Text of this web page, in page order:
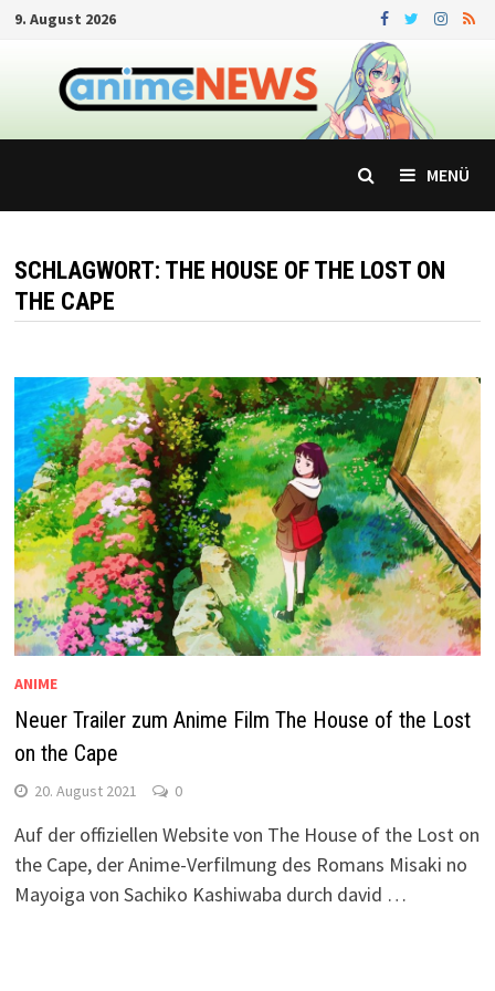
Zum
springen
9. August 2026
MENÜ
SCHLAGWORT: THE HOUSE OF THE LOST ON
THE CAPE
ANIME
Neuer Trailer zum Anime Film The House of the Lost
on the Cape
20. August 2021 0
Auf der offiziellen Website von The House of the Lost on
the Cape, der Anime-Verfilmung des Romans Misaki no
Mayoiga von Sachiko Kashiwaba durch david …